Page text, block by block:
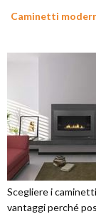
Caminetti
Scegliere i
vantaggi perché